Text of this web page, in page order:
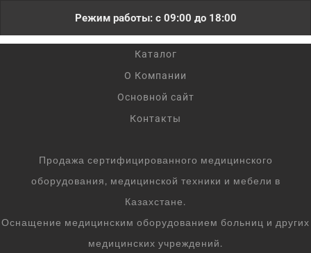
Режим работы: с 09:00 до 18:00
Каталог
О Компании
Основной сайт
Контакты
Продажа сертифицированного медицинского
оборудования, медицинской техники и мебели в
Казахстане.
Оснащение медицинским оборудованием больниц и других
медицинских учреждений.